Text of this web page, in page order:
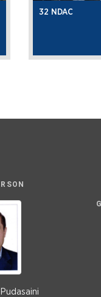
32 NDAC